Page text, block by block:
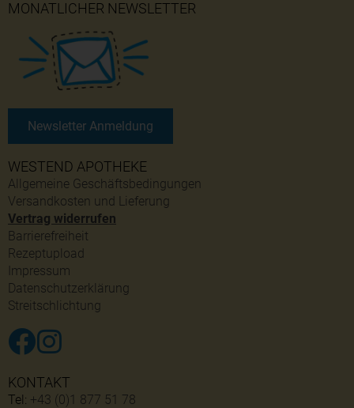
WESTEND APOTHEKE
Allgemeine Geschäftsbedingungen
Versandkosten und Lieferung
Vertrag widerrufen
Barrierefreiheit
Rezeptupload
Impressum
Datenschutzerklärung
Streitschlichtung
MONATLICHER NEWSLETTER
Newsletter Anmeldung
KONTAKT
Tel: +43 (0)1 877 51 78